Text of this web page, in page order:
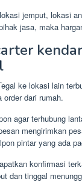
jemput, lokasi
jasa, maka
ke lokasi lain
dari rumah.
agar terhubung
mengirimkan
pintar yang ada
konfirmasi
dan tinggal